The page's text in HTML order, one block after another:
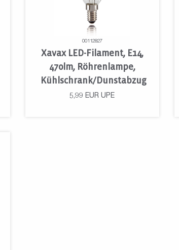
00112827
Xavax LED-Filament, E14,
470lm, Röhrenlampe,
Kühlschrank/Dunstabzug
5,99 EUR UPE